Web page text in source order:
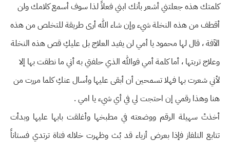
كلمتك هذه جعلتني أشعر بأنك ابني فعلاً لذا سوف أسمع كلامك ولن
أقطف من هذه النخلة شيء وإن شاء الله أرى طريقة للتخلص من هذه
الآفة ، قال لها محمود يا أمي لن يفيد العلاج بل عليكِ قص هذه النخلة
وعلاج تربتها ، أما كلمة أمي فوالله الذي حلفتي به أني ما نطقت بها إلا
لأني شعرت بها فهلا تسمحين أن أبقى عليها وأسال عنكِ كلما مررت من
هنا وهذا رقمي إن احتجت لي في أي شيء يا امي .
أخذتْ سهيلة الرقم ووضعته في مطبخها وأغلقت بابها عليها وبدأت
تتابع التلفاز فإذا بعرض أزياء قد بُث وظهرت خلاله فتاة ترتدي فستاناً